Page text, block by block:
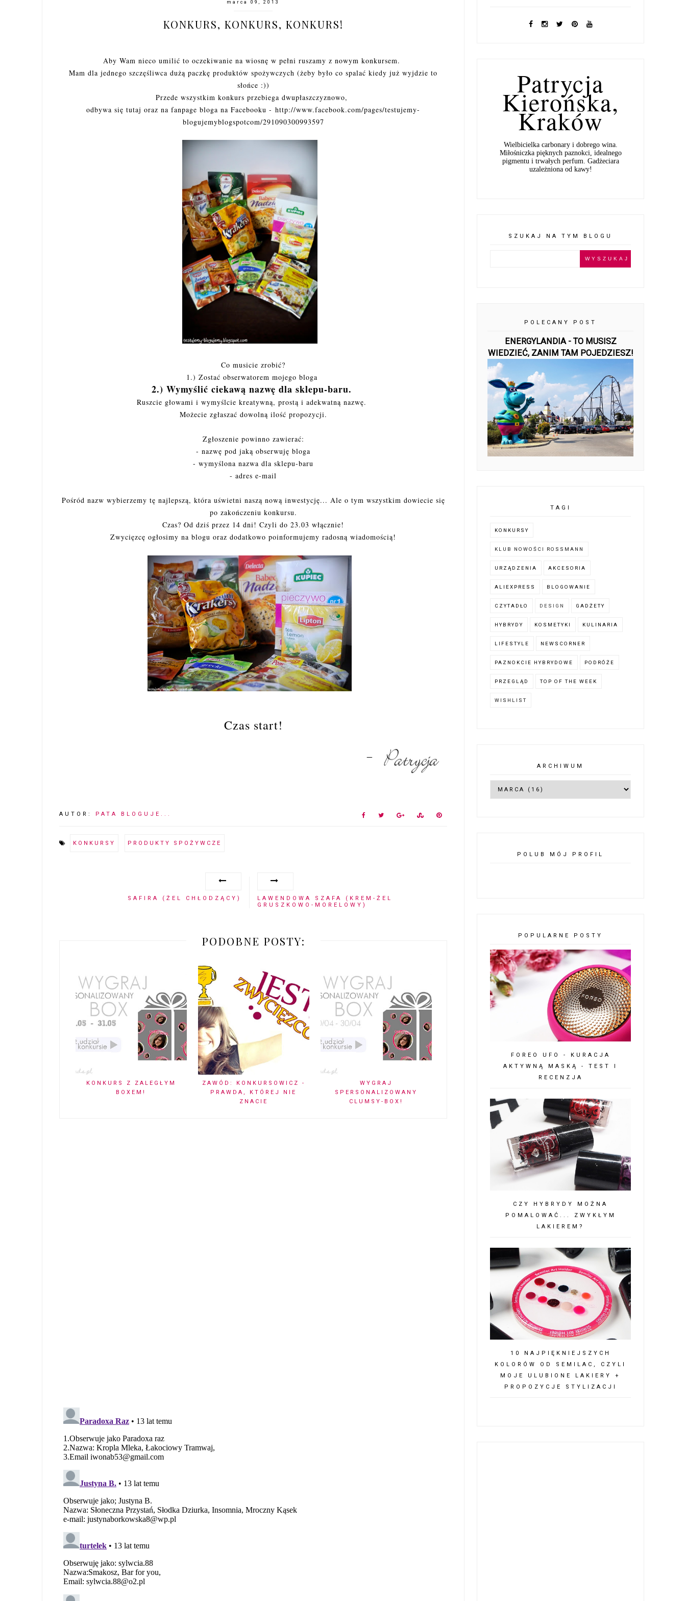
marca 09, 2013
KONKURS, KONKURS, KONKURS!
Aby Wam nieco umilić to oczekiwanie na wiosnę w pełni ruszamy z nowym konkursem.
Mam dla jednego szczęśliwca dużą paczkę produktów spożywczych (żeby było co spalać kiedy już wyjdzie to
słońce :))
Przede wszystkim konkurs przebiega dwupłaszczyznowo,
odbywa się tutaj oraz na fanpage bloga na Facebooku - http://www.facebook.com/pages/testujemy-
blogujemyblogspotcom/291090300993597
Co musicie zrobić?
1.) Zostać obserwatorem mojego bloga
2.) Wymyślić ciekawą nazwę dla sklepu-baru.
Ruszcie głowami i wymyślcie kreatywną, prostą i adekwatną nazwę.
Możecie zgłaszać dowolną ilość propozycji.
Zgłoszenie powinno zawierać:
- nazwę pod jaką obserwuję bloga
- wymyślona nazwa dla sklepu-baru
- adres e-mail
Pośród nazw wybierzemy tę najlepszą, która uświetni naszą nową inwestycję... Ale o tym wszystkim dowiecie się
po zakończeniu konkursu.
Czas? Od dziś przez 14 dni! Czyli do 23.03 włącznie!
Zwycięzcę ogłosimy na blogu oraz dodatkowo poinformujemy radosną wiadomością!
Czas start!
AUTOR: PATA BLOGUJE...
KONKURSY PRODUKTY SPOŻYWCZE
SAFIRA (ŻEL CHŁODZĄCY)
LAWENDOWA SZAFA (KREM-ŻEL
GRUSZKOWO-MORELOWY)
PODOBNE POSTY:
KONKURS Z ZALEGŁYM
BOXEM!
ZAWÓD: KONKURSOWICZ -
PRAWDA, KTÓREJ NIE
ZNACIE
WYGRAJ
SPERSONALIZOWANY
CLUMSY-BOX!
Patrycja
Kierońska,
Kraków
Wielbicielka carbonary i dobrego wina.
Miłośniczka pięknych paznokci, idealnego
pigmentu i trwałych perfum. Gadżeciara
uzależniona od kawy!
SZUKAJ NA TYM BLOGU
POLECANY POST
ENERGYLANDIA - TO MUSISZ
WIEDZIEĆ, ZANIM TAM POJEDZIESZ!
TAGI
KONKURSY
KLUB NOWOŚCI ROSSMANN
URZĄDZENIA AKCESORIA
ALIEXPRESS BLOGOWANIE
CZYTADŁO DESIGN GADŻETY
HYBRYDY KOSMETYKI KULINARIA
LIFESTYLE NEWSCORNER
PAZNOKCIE HYBRYDOWE PODRÓŻE
PRZEGLĄD TOP OF THE WEEK
WISHLIST
ARCHIWUM
POLUB MÓJ PROFIL
POPULARNE POSTY
FOREO UFO - KURACJA
AKTYWNĄ MASKĄ - TEST I
RECENZJA
CZY HYBRYDY MOŻNA
POMALOWAĆ... ZWYKŁYM
LAKIEREM?
10 NAJPIĘKNIEJSZYCH
KOLORÓW OD SEMILAC, CZYLI
MOJE ULUBIONE LAKIERY +
PROPOZYCJE STYLIZACJI